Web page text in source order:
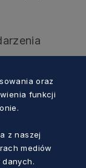
oraz
funkcji
z naszej
mediów